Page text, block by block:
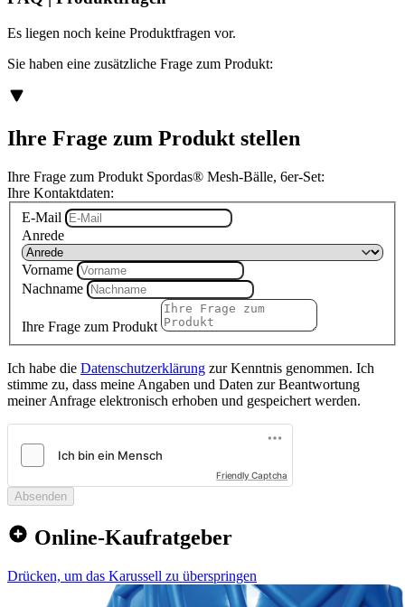
Es liegen noch keine Produktfragen vor.
Sie haben eine zusätzliche Frage zum Produkt:
Ihre Frage zum Produkt stellen
Ihre Frage zum Produkt Spordas® Mesh-Bälle, 6er-Set:
Ihre Kontaktdaten:
E-Mail
Anrede
Vorname
Nachname
Ihre Frage zum Produkt
Ich habe die Datenschutzerklärung zur Kenntnis genommen. Ich
stimme zu, dass meine Angaben und Daten zur Beantwortung
meiner Anfrage elektronisch erhoben und gespeichert werden.
Friendly Captcha
Absenden
Online-Kaufratgeber
Drücken, um das Karussell zu überspringen